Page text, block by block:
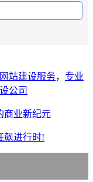
网站建设服务， 专业
公司
商业新纪元
飙进行时!